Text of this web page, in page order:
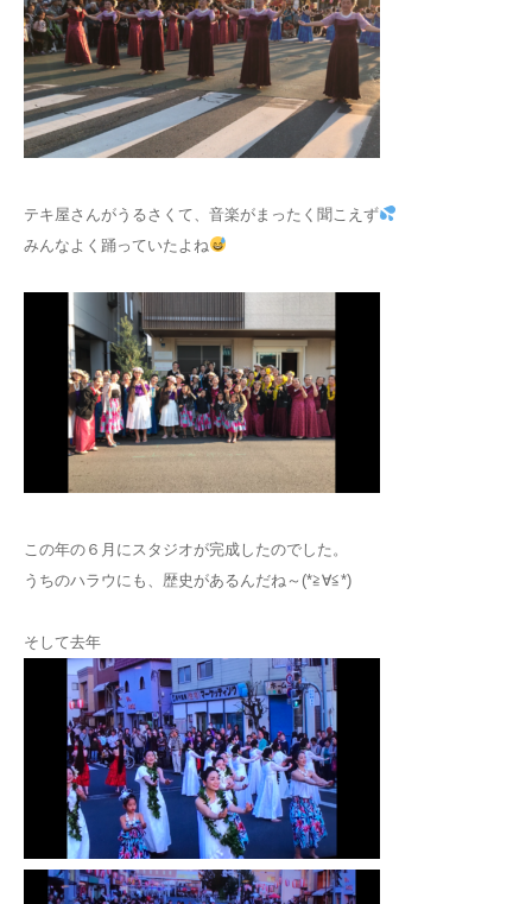
テキ屋さんがうるさくて、音楽がまったく聞こえず
みんなよく踊っていたよね
この年の６月にスタジオが完成したのでした。
うちのハラウにも、歴史があるんだね～(*≧∀≦*)
そして去年